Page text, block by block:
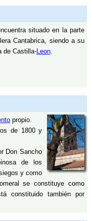
situado en la parte
Cantabrica, siendo a su
de Castilla-Leon.
propio.
de 1800 y
Don Sancho
de los
y como
se constituye como
constituido también por